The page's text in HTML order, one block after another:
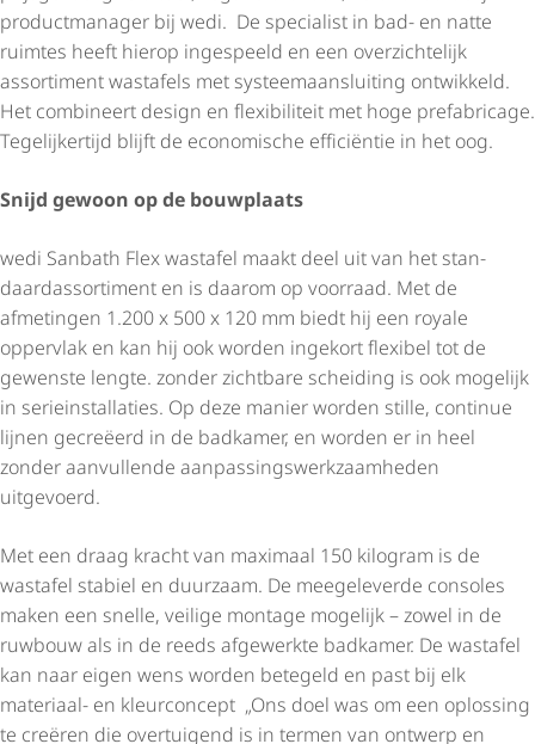
productmanager bij wedi. De specialist in bad- en natte
ruimtes heeft hierop ingespeeld en een overzichtelijk
assortiment wastafels met systeem­aan­slui­ting ontwikkeld.
Het combineert design en flexibiliteit met hoge prefabricage.
Tegelijkertijd blijft de economische efficiëntie in het oog.
Snijd gewoon op de bouwplaats
wedi Sanbath Flex wastafel maakt deel uit van het stan­
daard­as­sor­ti­ment en is daarom op voorraad. Met de
afmetingen 1.200 x 500 x 120 mm biedt hij een royale
oppervlak en kan hij ook worden ingekort flexibel tot de
gewenste lengte. zonder zichtbare scheiding is ook mogelijk
in seriein­stal­la­ties. Op deze manier worden stille, continue
lijnen gecreëerd in de badkamer, en worden er in heel
zonder aanvullende aanpas­sings­werk­zaam­heden
uitgevoerd.
Met een draag kracht van maximaal 150 kilogram is de
wastafel stabiel en duurzaam. De meegeleverde consoles
maken een snelle, veilige montage mogelijk – zowel in de
ruwbouw als in de reeds afgewerkte badkamer. De wastafel
kan naar eigen wens worden betegeld en past bij elk
materiaal- en kleurconcept „Ons doel was om een oplossing
te creëren die overtuigend is in termen van ontwerp en